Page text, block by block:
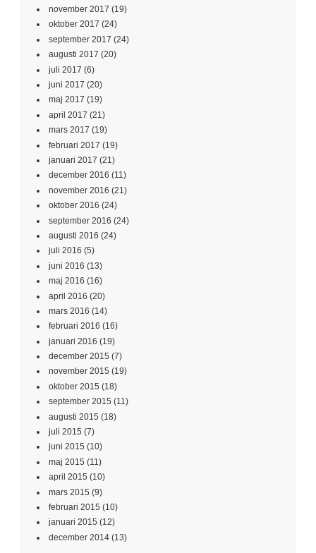
november 2017 (19)
oktober 2017 (24)
september 2017 (24)
augusti 2017 (20)
juli 2017 (6)
juni 2017 (20)
maj 2017 (19)
april 2017 (21)
mars 2017 (19)
februari 2017 (19)
januari 2017 (21)
december 2016 (11)
november 2016 (21)
oktober 2016 (24)
september 2016 (24)
augusti 2016 (24)
juli 2016 (5)
juni 2016 (13)
maj 2016 (16)
april 2016 (20)
mars 2016 (14)
februari 2016 (16)
januari 2016 (19)
december 2015 (7)
november 2015 (19)
oktober 2015 (18)
september 2015 (11)
augusti 2015 (18)
juli 2015 (7)
juni 2015 (10)
maj 2015 (11)
april 2015 (10)
mars 2015 (9)
februari 2015 (10)
januari 2015 (12)
december 2014 (13)